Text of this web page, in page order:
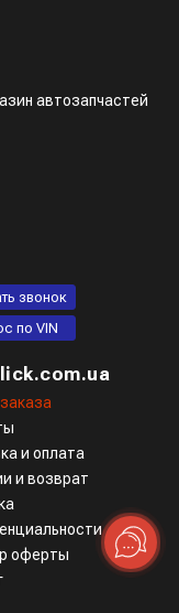
автозапчастей
звонок
по VIN
и оплата
и возврат
оферты